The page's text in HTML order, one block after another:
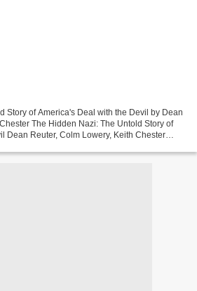
Story of America's Deal with the Devil by Dean
The Hidden Nazi: The Untold Story of
Dean Reuter, Colm Lowery, Keith Chester